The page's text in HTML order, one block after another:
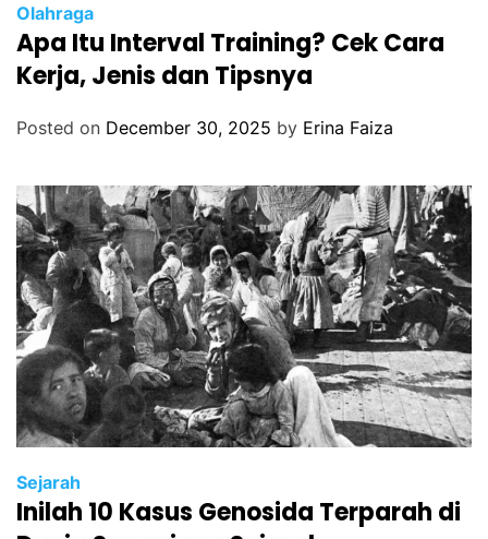
Olahraga
Apa Itu Interval Training? Cek Cara
Kerja, Jenis dan Tipsnya
Posted on December 30, 2025 by Erina Faiza
Sejarah
Inilah 10 Kasus Genosida Terparah di